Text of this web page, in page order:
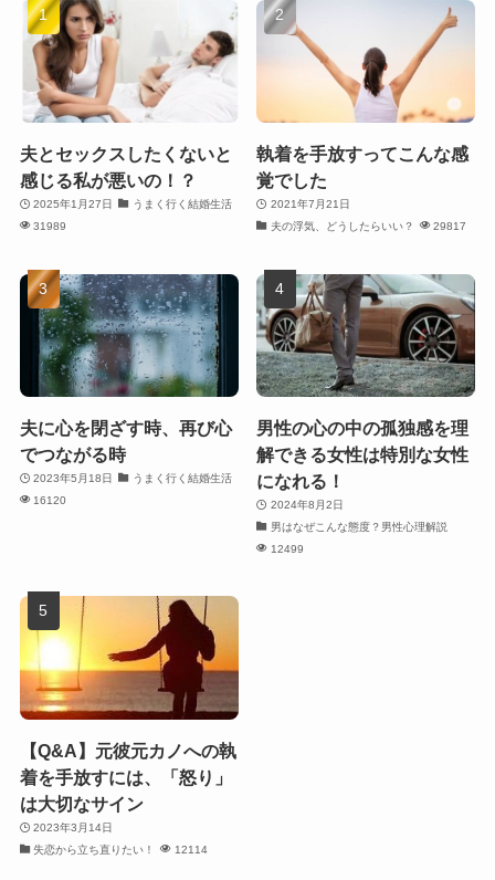
夫とセックスしたくないと
感じる私が悪いの！？
2025年1月27日
うまく行く結婚生活
31989
執着を手放すってこんな感
覚でした
2021年7月21日
夫の浮気、どうしたらいい？
29817
夫に心を閉ざす時、再び心
でつながる時
2023年5月18日
うまく行く結婚生活
16120
男性の心の中の孤独感を理
解できる女性は特別な女性
になれる！
2024年8月2日
男はなぜこんな態度？男性心理解説
12499
【Q&A】元彼元カノへの執
着を手放すには、「怒り」
は大切なサイン
2023年3月14日
失恋から立ち直りたい！
12114